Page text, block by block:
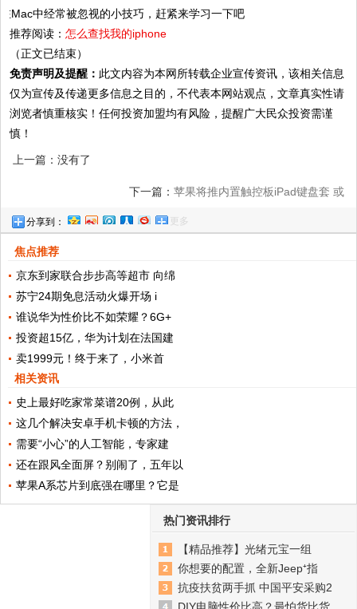
推荐阅读：怎么查找我的iphone
（正文已结束）
免责声明及提醒： 此文内容为本网所转载企业宣传资讯，该相关信息
仅为宣传及传递更多信息之目的，不代表本网站观点，文章真实性请
浏览者慎重核实！任何投资加盟均有风险，提醒广大民众投资需谨
慎！
上一篇：没有了
下一篇： 苹果将推内置触控板iPad键盘套 或
分享到： 更多
焦点推荐
京东到家联合步步高等超市 向绵
苏宁24期免息活动火爆开场 i
谁说华为性价比不如荣耀？6G+
投资超15亿，华为计划在法国建
卖1999元！终于来了，小米首
相关资讯
史上最好吃家常菜谱20例，从此
这几个解决安卓手机卡顿的方法，
需要“小心”的人工智能，专家建
还在跟风全面屏？别闹了，五年以
苹果A系芯片到底强在哪里？它是
热门资讯排行
【精品推荐】光绪元宝一组
你想要的配置，全新Jeep⁺指
抗疫扶贫两手抓 中国平安采购2
DIY电脑性价比高？最怕货比货